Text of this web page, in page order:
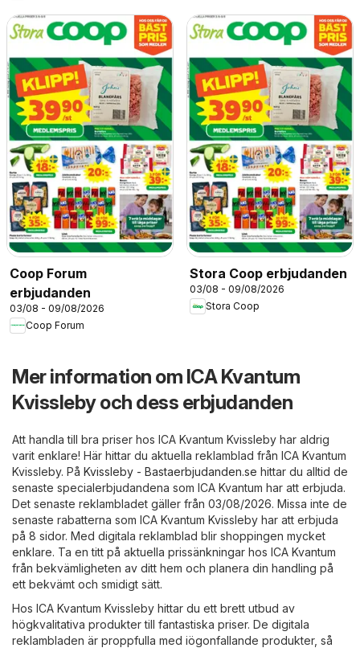
Coop Forum
erbjudanden
03/08 - 09/08/2026
Coop Forum
Stora Coop erbjudanden
03/08 - 09/08/2026
Stora Coop
Mer information om ICA Kvantum
Kvissleby och dess erbjudanden
Att handla till bra priser hos ICA Kvantum Kvissleby har aldrig
varit enklare! Här hittar du aktuella reklamblad från ICA Kvantum
Kvissleby. På Kvissleby - Bastaerbjudanden.se hittar du alltid de
senaste specialerbjudandena som ICA Kvantum har att erbjuda.
Det senaste reklambladet gäller från 03/08/2026. Missa inte de
senaste rabatterna som ICA Kvantum Kvissleby har att erbjuda
på 8 sidor. Med digitala reklamblad blir shoppingen mycket
enklare. Ta en titt på aktuella prissänkningar hos ICA Kvantum
från bekvämligheten av ditt hem och planera din handling på
ett bekvämt och smidigt sätt.
Hos ICA Kvantum Kvissleby hittar du ett brett utbud av
högkvalitativa produkter till fantastiska priser. De digitala
reklambladen är proppfulla med iögonfallande produkter, så